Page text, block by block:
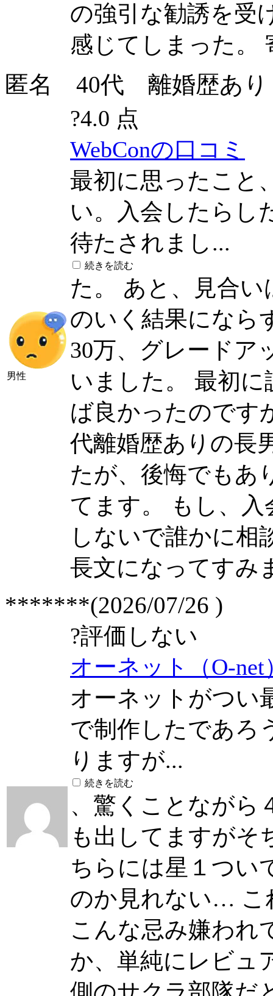
の強引な勧誘を受
感じてしまった。
匿名 40代 離婚歴あり
男性
?4.0 点
WebConの口コミ
最初に思ったこと
い。入会したらし
待たされまし...
続きを読む
た。 あと、見合
のいく結果になら
30万、グレードア
いました。 最初
ば良かったのです
代離婚歴ありの長
たが、後悔でもあ
てます。 もし、
しないで誰かに相
長文になってすみ
*******(2026/07/26 )
?評価しない
オーネット（O-
オーネットがつい
で制作したであろ
りますが...
続きを読む
、驚くことながら
も出してますが
ちらには星１つい
のか見れない… こ
こんな忌み嫌われ
か、単純にレビュ